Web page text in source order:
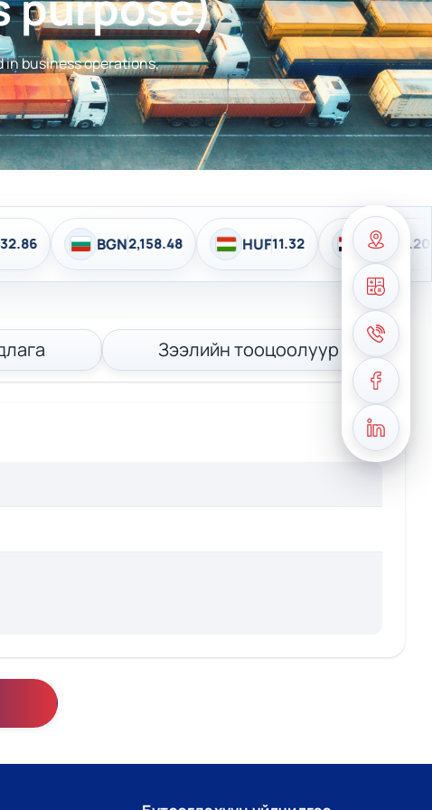
business operations,
BGN 2,158.48 HUF 11.32 EGP 72.20 INR
Зээлийн тооцоолуур